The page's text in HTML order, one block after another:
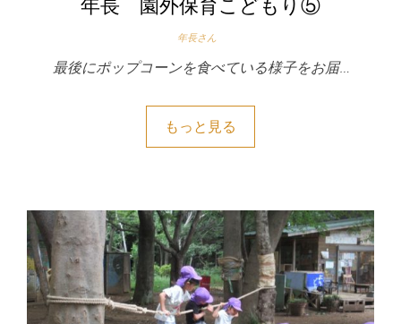
年長さん
最後にポップコーンを食べている様子をお届…
もっと見る